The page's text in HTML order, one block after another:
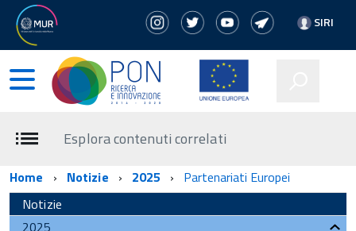
SIRI
Esplora contenuti correlati
Home Notizie 2025
Partenariati Europei
Notizie
2025